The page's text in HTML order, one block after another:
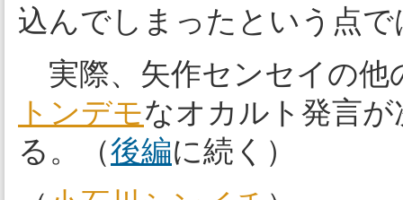
込んでしまったという点
実際、矢作センセイの他
トンデモなオカルト発言
る。（後編に続く）